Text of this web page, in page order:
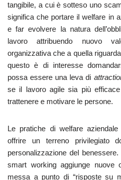
tangibile, a cui è sotteso uno
significa che portare il welfare in
e far evolvere la natura
lavoro attribuendo nuovo
organizzativa che a quella
questo è di interesse
possa essere una leva di
se il lavoro agile sia più
trattenere e motivare le persone.
Le pratiche di welfare
offrire un terreno privilegiato
personalizzazione del
smart working aggiunge nuove
messa a punto di “risposte su